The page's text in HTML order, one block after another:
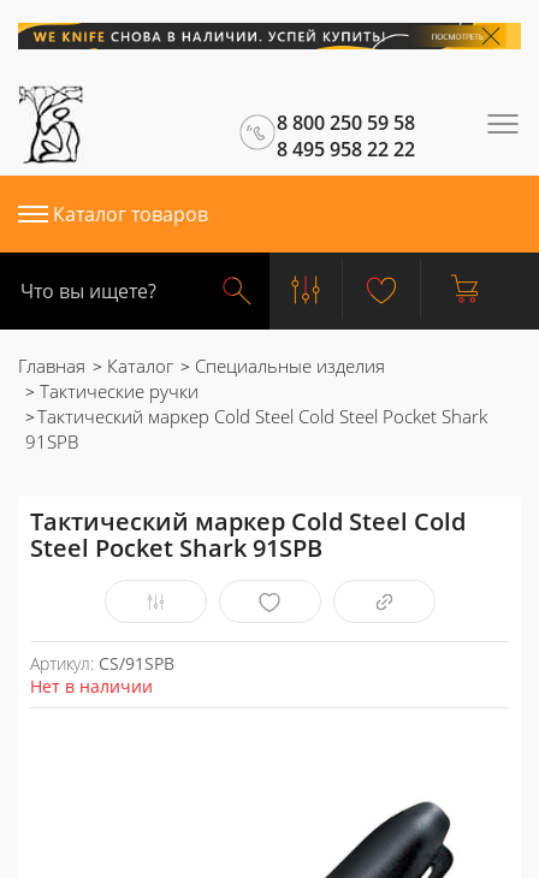
8 800 250 59 58
8 495 958 22 22
Каталог товаров
Главная Каталог
Специальные изделия
Тактические ручки
Тактический маркер Cold Steel Cold Steel Pocket Shark
91SPB
Тактический маркер Cold Steel Cold
Steel Pocket Shark 91SPB
Артикул: CS/91SPB
Нет в наличии